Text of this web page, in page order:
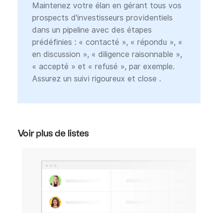
Maintenez votre élan en gérant tous vos
prospects d'investisseurs providentiels
dans un pipeline avec des étapes
prédéfinies : « contacté », « répondu », «
en discussion », « diligence raisonnable »,
« accepté » et « refusé », par exemple.
Assurez un suivi rigoureux et close .
Voir plus de listes